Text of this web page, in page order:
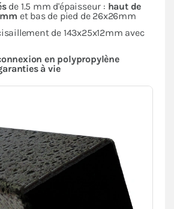
de 1.5 mm d'épaisseur : haut de
et bas de pied de 26x26mm
de 143x25x12mm avec
en polypropylène
à vie